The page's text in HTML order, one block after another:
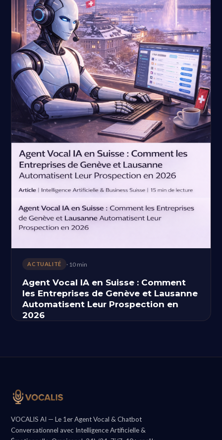
ACTUALITÉ · 10 min
Agent Vocal IA en Suisse : Comment
les Entreprises de Genève et Lausanne
Automatisent Leur Prospection en
2026
VOCALIS AI — Le 1er Agent Vocal & Chatbot
Conversationnel avec Intelligence Artificielle &